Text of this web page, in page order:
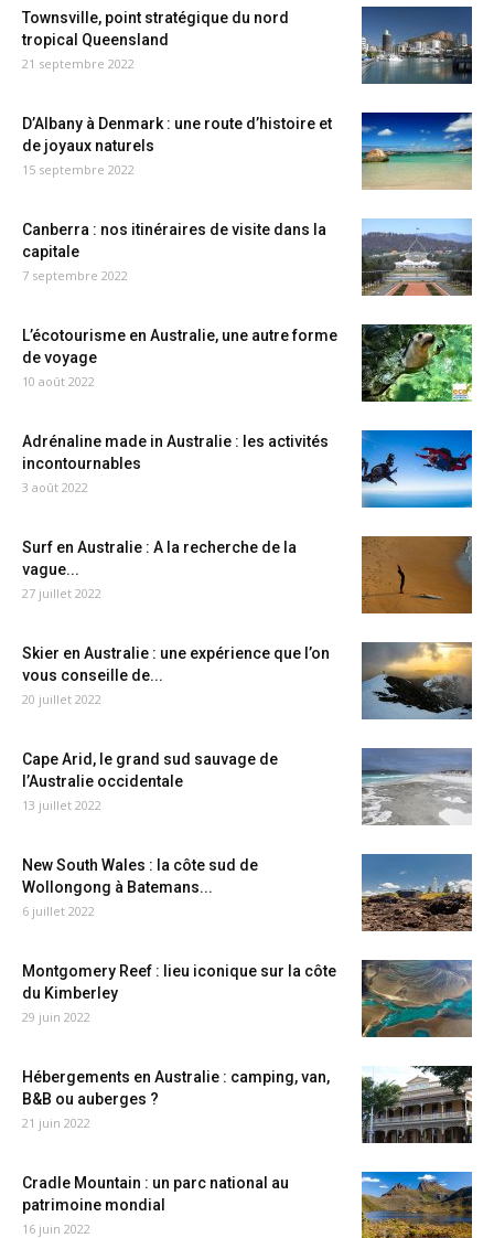
Townsville, point stratégique du nord
tropical Queensland
21 septembre 2022
D’Albany à Denmark : une route d’histoire et
de joyaux naturels
15 septembre 2022
Canberra : nos itinéraires de visite dans la
capitale
7 septembre 2022
L’écotourisme en Australie, une autre forme
de voyage
10 août 2022
Adrénaline made in Australie : les activités
incontournables
3 août 2022
Surf en Australie : A la recherche de la
vague...
27 juillet 2022
Skier en Australie : une expérience que l’on
vous conseille de...
20 juillet 2022
Cape Arid, le grand sud sauvage de
l’Australie occidentale
13 juillet 2022
New South Wales : la côte sud de
Wollongong à Batemans...
6 juillet 2022
Montgomery Reef : lieu iconique sur la côte
du Kimberley
29 juin 2022
Hébergements en Australie : camping, van,
B&B ou auberges ?
21 juin 2022
Cradle Mountain : un parc national au
patrimoine mondial
16 juin 2022